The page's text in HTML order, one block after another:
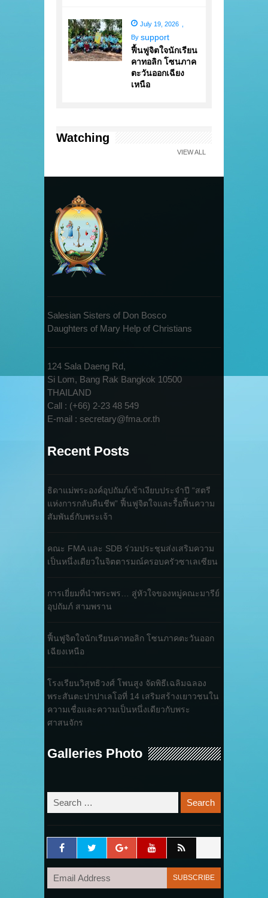
July 19, 2026
By support
ฟื้นฟูจิตใจนักเรียน
คาทอลิก โซนภาค
ตะวันออกเฉียง
เหนือ
Watching
VIEW ALL
Salesian Sisters of Don Bosco
Daughters of Mary Help of Christians
124 Sala Daeng Rd,
Si Lom, Bang Rak Bangkok 10500
THAILAND
Call : (+66) 2-23 48 549
E-mail : secretary@fma.or.th
Recent Posts
ธิดาแม่พระองค์อุปถัมภ์เข้าเงียบประจำปี “สตรี
แห่งการกลับคืนชีพ” ฟื้นฟูจิตใจและรื้อฟื้นความ
สัมพันธ์กับพระเจ้า
คณะ FMA และ SDB ร่วมประชุมส่งเสริมความ
เป็นหนึ่งเดียวในจิตตารมณ์ครอบครัวซาเลเซียน
การเยี่ยมที่นำพระพร… สู่หัวใจของหมู่คณะมารีย์
อุปถัมภ์ สามพราน
ฟื้นฟูจิตใจนักเรียนคาทอลิก โซนภาคตะวันออก
เฉียงเหนือ
โรงเรียนวิสุทธิวงศ์ โพนสูง จัดพิธีเฉลิมฉลอง
พระสันตะปาปาเลโอที่ 14 เสริมสร้างเยาวชนใน
ความเชื่อและความเป็นหนึ่งเดียวกับพระ
ศาสนจักร
Galleries Photo